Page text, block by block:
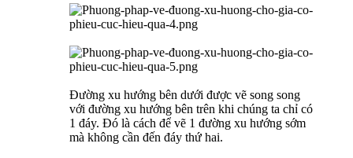
Đường xu hướng bên dưới được vẽ song song
với đường xu hướng bên trên khi chúng ta chỉ có
1 đáy. Đó là cách để vẽ 1 đường xu hướng sớm
mà không cần đến đáy thứ hai.